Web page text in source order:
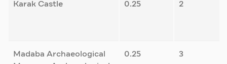
Karak Castle 0.25 2
Madaba Archaeological
0.25 3